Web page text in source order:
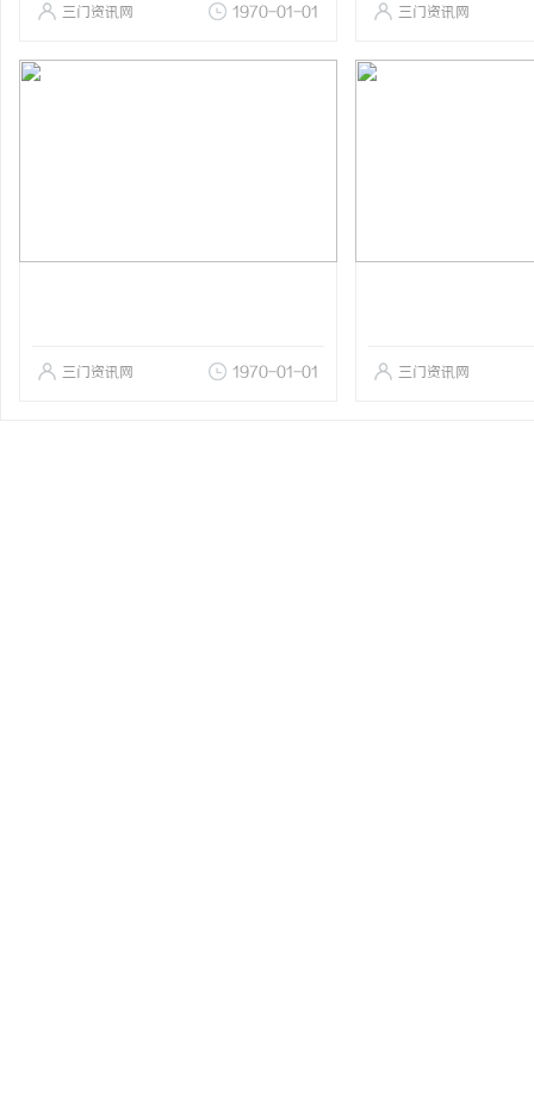
三门资讯网 1970-01-01 三门资讯网
三门资讯网 1970-01-01 三门资讯网